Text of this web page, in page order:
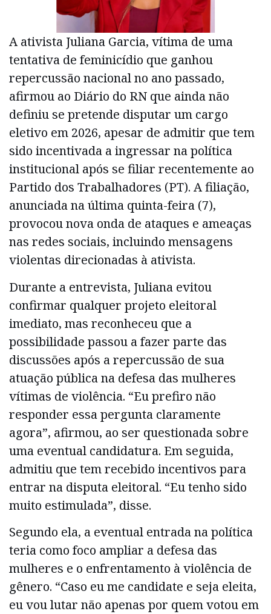
A ativista Juliana Garcia, vítima de uma
tentativa de feminicídio que ganhou
repercussão nacional no ano passado,
afirmou ao Diário do RN que ainda não
definiu se pretende disputar um cargo
eletivo em 2026, apesar de admitir que tem
sido incentivada a ingressar na política
institucional após se filiar recentemente ao
Partido dos Trabalhadores (PT). A filiação,
anunciada na última quinta-feira (7),
provocou nova onda de ataques e ameaças
nas redes sociais, incluindo mensagens
violentas direcionadas à ativista.
Durante a entrevista, Juliana evitou
confirmar qualquer projeto eleitoral
imediato, mas reconheceu que a
possibilidade passou a fazer parte das
discussões após a repercussão de sua
atuação pública na defesa das mulheres
vítimas de violência. “Eu prefiro não
responder essa pergunta claramente
agora”, afirmou, ao ser questionada sobre
uma eventual candidatura. Em seguida,
admitiu que tem recebido incentivos para
entrar na disputa eleitoral. “Eu tenho sido
muito estimulada”, disse.
Segundo ela, a eventual entrada na política
teria como foco ampliar a defesa das
mulheres e o enfrentamento à violência de
gênero. “Caso eu me candidate e seja eleita,
eu vou lutar não apenas por quem votou em